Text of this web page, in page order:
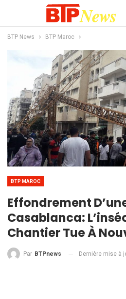
BTP News BTP Maroc
BTP MAROC
Effondrement
Casablanca:
Chantier Tue À
Par BTPnews Dernière mise à